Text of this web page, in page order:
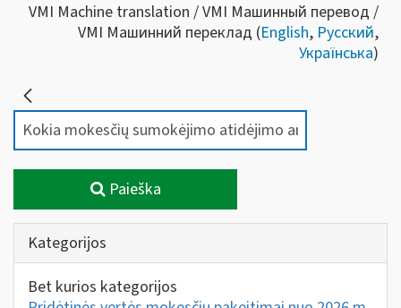
VMI Machine translation / VMI Машинный перевод /
VMI Машинний переклад (English, Русский,
Українська)
Paieška
Kategorijos
Bet kurios kategorijos